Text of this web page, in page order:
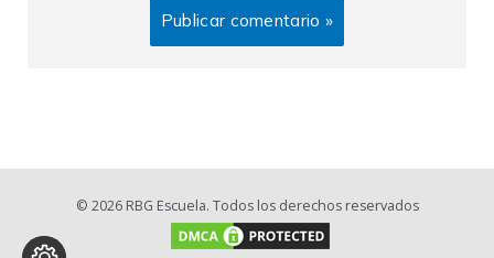
© 2026 RBG Escuela. Todos los derechos reservados